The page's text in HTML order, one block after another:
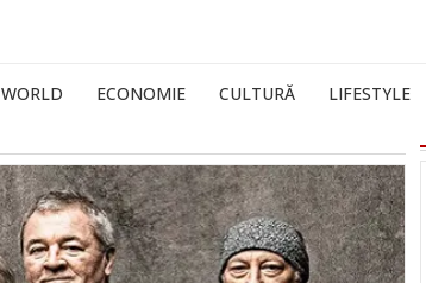
WORLD ECONOMIE CULTURĂ LIFESTYLE